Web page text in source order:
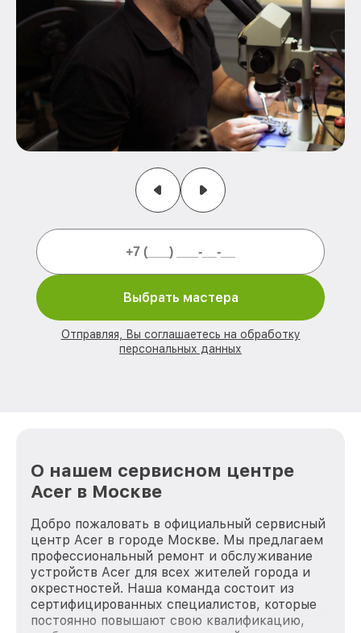
Выбрать мастера
Отправляя, Вы соглашаетесь на обработку
персональных данных
О нашем сервисном центре
Acer в Москве
Добро пожаловать в официальный сервисный
центр Acer в городе Москве. Мы предлагаем
профессиональный ремонт и обслуживание
устройств Acer для всех жителей города и
окрестностей. Наша команда состоит из
сертифицированных специалистов, которые
постоянно повышают свою квалификацию,